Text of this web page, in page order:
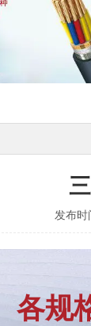
发布
各规